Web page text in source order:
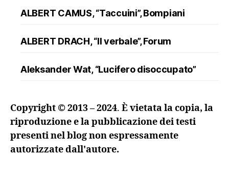
ALBERT CAMUS, “Taccuini”, Bompiani
ALBERT DRACH, “Il verbale”, Forum
Aleksander Wat, “Lucifero disoccupato”
ranuncolo”, Oscar Mondadori
Andreev, “Lazzaro e altre novelle”
Copyright © 2013 – 2024. È vietata la copia, la
riproduzione e la pubblicazione dei testi
presenti nel blog non espressamente
autorizzate dall'autore.